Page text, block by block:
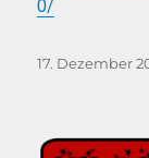
0/
Veröffentlicht
17. Dezember